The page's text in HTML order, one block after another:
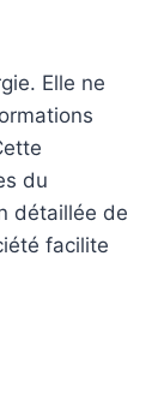
Elle ne
du
détaillée de
facilite